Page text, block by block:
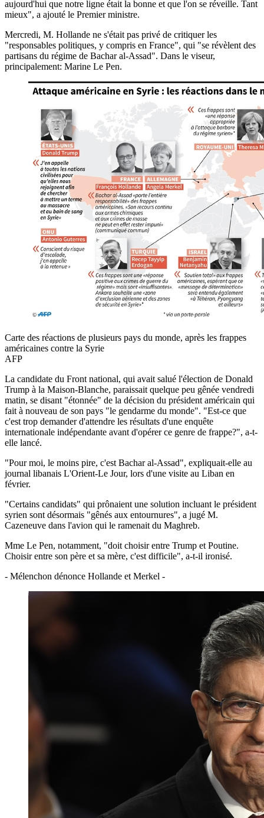
aujourd'hui que notre ligne était la bonne et que l'on se réveille. Tant
mieux", a ajouté le Premier ministre.
Mercredi, M. Hollande ne s'était pas privé de critiquer les
"responsables politiques, y compris en France", qui "se révèlent des
partisans du régime de Bachar al-Assad". Dans le viseur,
principalement: Marine Le Pen.
Carte des réactions de plusieurs pays du monde, après les frappes
américaines contre la Syrie
AFP
La candidate du Front national, qui avait salué l'élection de Donald
Trump à la Maison-Blanche, paraissait quelque peu gênée vendredi
matin, se disant "étonnée" de la décision du président américain qui
fait à nouveau de son pays "le gendarme du monde". "Est-ce que
c'est trop demander d'attendre les résultats d'une enquête
internationale indépendante avant d'opérer ce genre de frappe?", a-t-
elle lancé.
"Pour moi, le moins pire, c'est Bachar al-Assad", expliquait-elle au
journal libanais L'Orient-Le Jour, lors d'une visite au Liban en
février.
"Certains candidats" qui prônaient une solution incluant le président
syrien sont désormais "gênés aux entournures", a jugé M.
Cazeneuve dans l'avion qui le ramenait du Maghreb.
Mme Le Pen, notamment, "doit choisir entre Trump et Poutine.
Choisir entre son père et sa mère, c'est difficile", a-t-il ironisé.
- Mélenchon dénonce Hollande et Merkel -